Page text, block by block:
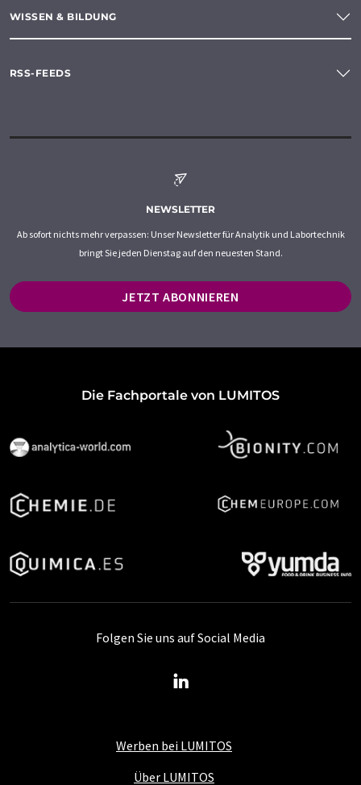
WISSEN & BILDUNG
RSS-FEEDS
NEWSLETTER
Ab sofort nichts mehr verpassen: Unser Newsletter für Analytik und Labortechnik
bringt Sie jeden Dienstag auf den neuesten Stand.
JETZT ABONNIEREN
Die Fachportale von LUMITOS
Werben bei LUMITOS
Über LUMITOS
Folgen Sie uns auf Social Media